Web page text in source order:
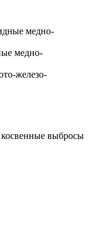
медно-
медно-
железо-
выбросы